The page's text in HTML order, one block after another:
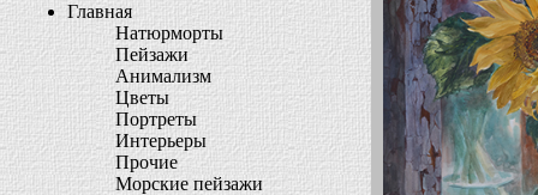
Главная
Натюрморты
Пейзажи
Анимализм
Цветы
Портреты
Интерьеры
Прочие
Морские пейзажи